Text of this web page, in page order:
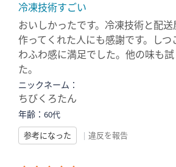
冷凍技術すごい
おいしかったです。冷凍技術と配
作ってくれた人にも感謝です。し
わふわ感に満足でした。他の味も
た。
ニックネーム：
ちびくろたん
年齢： 60代
参考になった
| 違反を報告